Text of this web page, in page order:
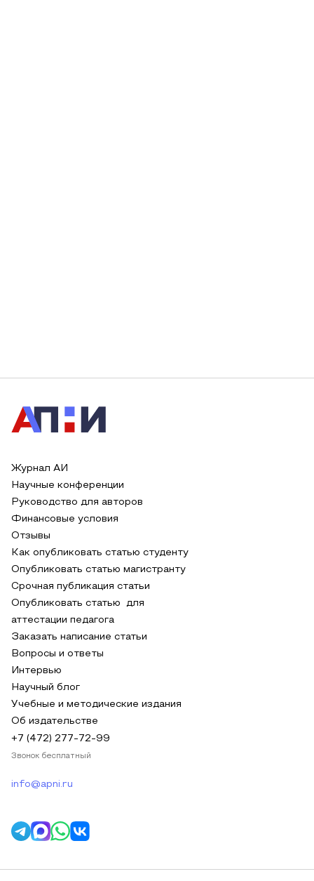
Журнал АИ
Научные конференции
Руководство для авторов
Финансовые условия
Отзывы
Как опубликовать статью студенту
Опубликовать статью магистранту
Срочная публикация статьи
Опубликовать статью для
аттестации педагога
Заказать написание статьи
Вопросы и ответы
Интервью
Научный блог
Учебные и методические издания
Об издательстве
+7 (472) 277-72-99
Звонок бесплатный
info@apni.ru